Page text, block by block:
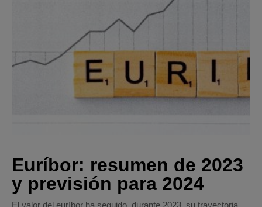
Euríbor: resumen de 2023
y previsión para 2024